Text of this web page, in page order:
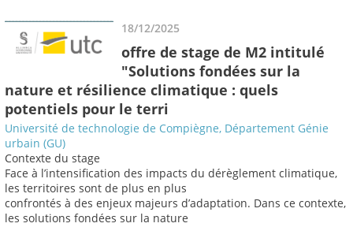
18/12/2025
offre de stage de M2 intitulé
"Solutions fondées sur la
nature et résilience climatique : quels
potentiels pour le terri
Université de technologie de Compiègne, Département Génie
urbain (GU)
Contexte du stage
Face à l’intensification des impacts du dérèglement climatique,
les territoires sont de plus en plus
confrontés à des enjeux majeurs d’adaptation. Dans ce contexte,
les solutions fondées sur la nature